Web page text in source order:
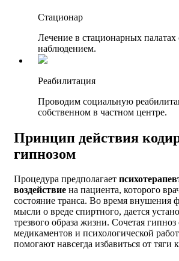
Стационар
Лечение в стационарных
наблюдением.
Реабилитация
Проводим социальную
собственном в частном центре.
Принцип действия
гипнозом
Процедура предполагает
воздействие на пациента, которого
состояние транса. Во время внушения
мысли о вреде спиртного, дается
трезвого образа жизни. Сочетая
медикаментов и психологической
помогают навсегда избавиться от тяги